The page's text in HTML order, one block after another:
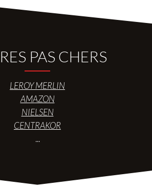
PAS CHERS
LEROY MERLIN
AMAZON
NIELSEN
CENTRAKOR
...